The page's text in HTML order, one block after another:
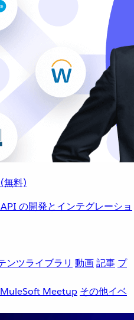
無料)
の開発とインテグレーショ
ンツライブラリ 動画記事 プ
MuleSoft Meetup その他イベ